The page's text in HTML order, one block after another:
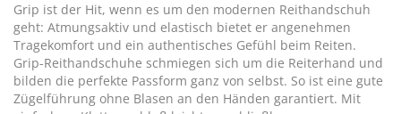
Grip ist der Hit, wenn es um den modernen Reithandschuh
geht: Atmungsaktiv und elastisch bietet er angenehmen
Tragekomfort und ein authentisches Gefühl beim Reiten.
Grip-Reithandschuhe schmiegen sich um die Reiterhand und
bilden die perfekte Passform ganz von selbst. So ist eine gute
Zügelführung ohne Blasen an den Händen garantiert. Mit